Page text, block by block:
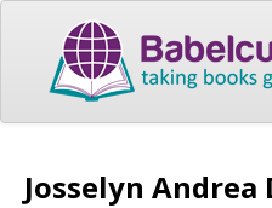
Josselyn